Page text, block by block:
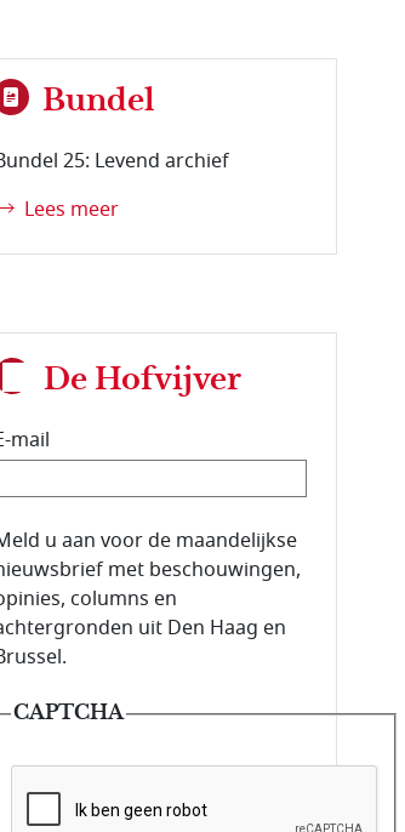
Bundel
25: Levend archief
Lees meer
De Hofvijver
mail
mailadres van de abonnee.
u aan voor de maandelijkse
met beschouwingen,
columns en
uit Den Haag en
CAPTCHA